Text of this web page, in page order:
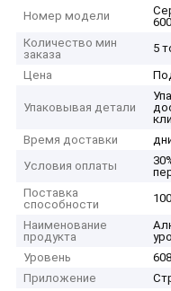
Номер модели
Количество мин
заказа
5
Цена
Упаковывая детали
Время доставки
Условия оплаты
Поставка
способности
Наименование
продукта
Уровень
Приложение